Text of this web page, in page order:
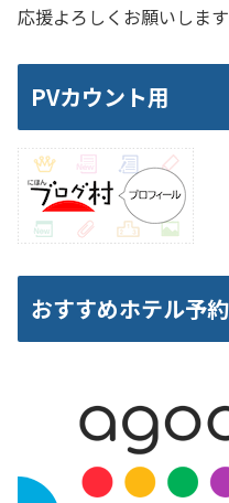
PVカウント用
おすすめホテル予